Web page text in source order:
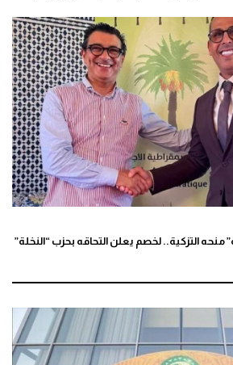
التزكية.. لخصم يعلن التحاقه بحزب “النخلة”